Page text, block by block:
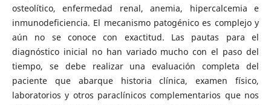
osteolítico, enfermedad renal, anemia, hipercalcemia e
inmunodeficiencia. El mecanismo patogénico es complejo y
aún no se conoce con exactitud. Las pautas para el
diagnóstico inicial no han variado mucho con el paso del
tiempo, se debe realizar una evaluación completa del
paciente que abarque historia clínica, examen físico,
laboratorios y otros paraclínicos complementarios que nos